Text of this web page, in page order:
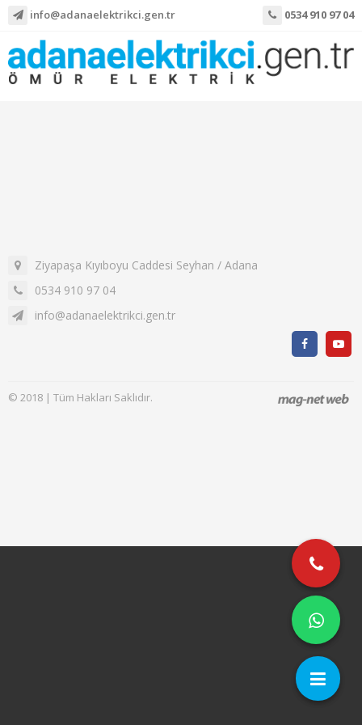
info@adanaelektrikci.gen.tr 0534 910 97 04
Ziyapaşa Kıyıboyu Caddesi Seyhan / Adana
0534 910 97 04
info@adanaelektrikci.gen.tr
© 2018 | Tüm Hakları Saklıdır.